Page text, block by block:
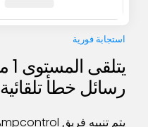
استجابة فورية
رسائل خطأ تلقائية